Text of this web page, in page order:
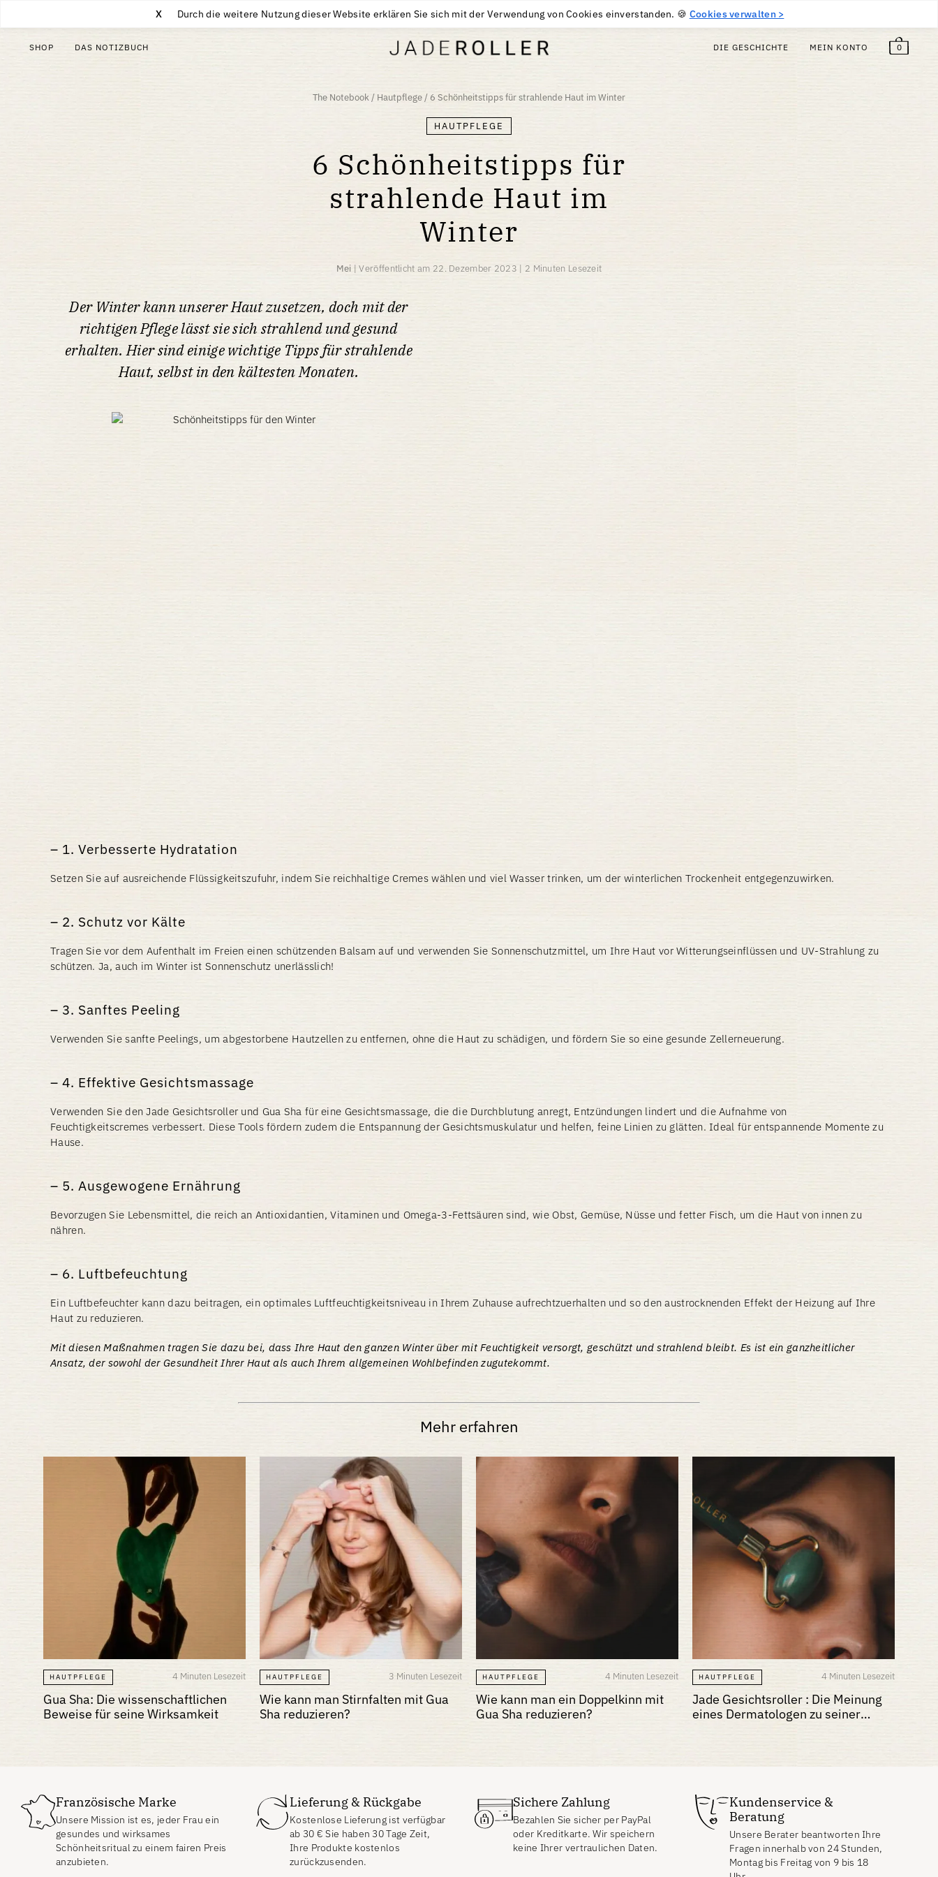
Durch die weitere Nutzung dieser Website erklären Sie sich mit der Verwendung von Cookies einverstanden. 🍪 Cookies verwalten >
X KOSTENLOSE LIEFERUNG VON30€KAUFEN
SHOP DAS NOTIZBUCH DIE GESCHICHTE MEIN KONTO 0
The Notebook/ Hautpflege/ 6 Schönheitstipps für strahlende Haut im Winter
HAUTPFLEGE
6 Schönheitstipps für
strahlende Haut im
Winter
Mei |Veröffentlicht am 22. Dezember 2023 | 2 Minuten Lesezeit
Der Winter kann unserer Haut zusetzen, doch mit der
richtigen Pflege lässt sie sich strahlend und gesund
erhalten. Hier sind einige wichtige Tipps für strahlende
Haut, selbst in den kältesten Monaten.
1. Verbesserte Hydratation
Setzen Sie auf ausreichende Flüssigkeitszufuhr, indem Sie reichhaltige Cremes wählen und viel Wasser trinken, um der winterlichen Trockenheit entgegenzuwirken.
2. Schutz vor Kälte
Tragen Sie vor dem Aufenthalt im Freien einen schützenden Balsam auf und verwenden Sie Sonnenschutzmittel, um Ihre Haut vor Witterungseinflüssen und UV-Strahlung zu
schützen. Ja, auch im Winter ist Sonnenschutz unerlässlich!
3. Sanftes Peeling
Verwenden Sie sanfte Peelings, um abgestorbene Hautzellen zu entfernen, ohne die Haut zu schädigen, und fördern Sie so eine gesunde Zellerneuerung.
4. Effektive Gesichtsmassage
Verwenden Sie den Jade Gesichtsroller und Gua Sha für eine Gesichtsmassage, die die Durchblutung anregt, Entzündungen lindert und die Aufnahme von
Feuchtigkeitscremes verbessert. Diese Tools fördern zudem die Entspannung der Gesichtsmuskulatur und helfen, feine Linien zu glätten. Ideal für entspannende Momente zu
Hause.
5. Ausgewogene Ernährung
Bevorzugen Sie Lebensmittel, die reich an Antioxidantien, Vitaminen und Omega-3-Fettsäuren sind, wie Obst, Gemüse, Nüsse und fetter Fisch, um die Haut von innen zu
nähren.
6. Luftbefeuchtung
Ein Luftbefeuchter kann dazu beitragen, ein optimales Luftfeuchtigkeitsniveau in Ihrem Zuhause aufrechtzuerhalten und so den austrocknenden Effekt der Heizung auf Ihre
Haut zu reduzieren.
Mit diesen Maßnahmen tragen Sie dazu bei, dass Ihre Haut den ganzen Winter über mit Feuchtigkeit versorgt, geschützt und strahlend bleibt. Es ist ein ganzheitlicher
Ansatz, der sowohl der Gesundheit Ihrer Haut als auch Ihrem allgemeinen Wohlbefinden zugutekommt.
Mehr erfahren
HAUTPFLEGE 4 Minuten Lesezeit
Gua Sha: Die wissenschaftlichen
Beweise für seine Wirksamkeit
HAUTPFLEGE 3 Minuten Lesezeit
Wie kann man Stirnfalten mit Gua
Sha reduzieren?
HAUTPFLEGE 4 Minuten Lesezeit
Wie kann man ein Doppelkinn mit
Gua Sha reduzieren?
HAUTPFLEGE 4 Minuten Lesezeit
Jade Gesichtsroller : Die Meinung
eines Dermatologen zu seiner
Französische Marke
Unsere Mission ist es, jeder Frau ein
gesundes und wirksames
Schönheitsritual zu einem fairen Preis
anzubieten.
Lieferung & Rückgabe
Kostenlose Lieferung ist verfügbar
ab 30 € Sie haben 30 Tage Zeit,
Ihre Produkte kostenlos
zurückzusenden.
Sichere Zahlung
Bezahlen Sie sicher per PayPal
oder Kreditkarte. Wir speichern
keine Ihrer vertraulichen Daten.
Kundenservice &
Beratung
Unsere Berater beantworten Ihre
Fragen innerhalb von 24 Stunden,
Montag bis Freitag von 9 bis 18